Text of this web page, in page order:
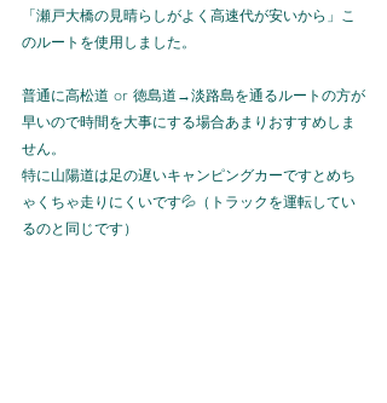
「瀬戸大橋の見晴らしがよく高速代が安いから」こ
のルートを使用しました。
普通に高松道 or 徳島道→淡路島を通るルートの方が
早いので時間を大事にする場合あまりおすすめしま
せん。
特に山陽道は足の遅いキャンピングカーですとめち
ゃくちゃ走りにくいです💦（トラックを運転してい
るのと同じです）